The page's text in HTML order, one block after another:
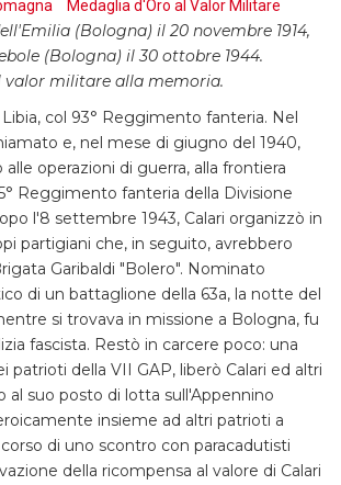
Medaglia d'Oro al Valor Militare
(Bologna) il 20 novembre 1914,
(Bologna) il 30 ottobre 1944.
valor militare alla memoria.
Libia, col 93° Reggimento fanteria. Nel
e, nel mese di giugno del 1940,
operazioni di guerra, alla frontiera
Reggimento fanteria della Divisione
l'8 settembre 1943, Calari organizzò in
partigiani che, in seguito, avrebbero
Garibaldi "Bolero". Nominato
di un battaglione della 63a, la notte del
si trovava in missione a Bologna, fu
fascista. Restò in carcere poco: una
patrioti della VII GAP, liberò Calari ed altri
al suo posto di lotta sull'Appennino
insieme ad altri patrioti a
di uno scontro con paracadutisti
della ricompensa al valore di Calari